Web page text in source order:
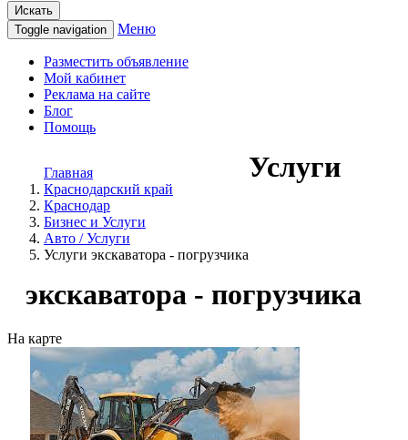
Искать
Toggle navigation
Меню
Разместить объявление
Мой кабинет
Реклама на сайте
Блог
Помощь
Главная
Краснодарский край
Краснодар
Бизнес и Услуги
Авто / Услуги
Услуги экскаватора - погрузчика
Услуги
экскаватора - погрузчика
На карте